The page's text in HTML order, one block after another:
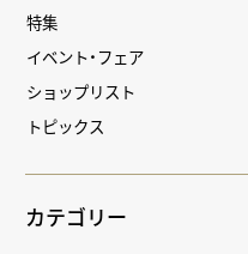
特集
イベント・フェア
ショップリスト
トピックス
カテゴリー